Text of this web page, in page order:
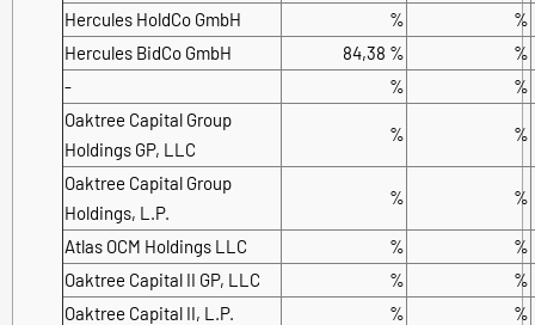
Hercules HoldCo GmbH %
%
Hercules BidCo GmbH
84,38 %
%
-
%
%
Oaktree Capital Group
Holdings GP, LLC
% %
Oaktree Capital Group
Holdings, L.P.
% %
Atlas OCM Holdings LLC %
%
Oaktree Capital II GP, LLC
%
%
Oaktree Capital II, L.P.
%
%